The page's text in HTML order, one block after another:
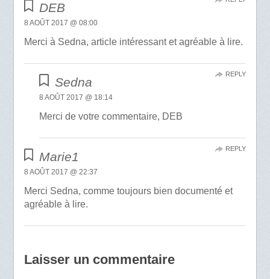
DEB
8 AOÛT 2017 @ 08:00
Merci à Sedna, article intéressant et agréable à lire.
Sedna
8 AOÛT 2017 @ 18:14
Merci de votre commentaire, DEB
REPLY
Marie1
8 AOÛT 2017 @ 22:37
Merci Sedna, comme toujours bien documenté et
agréable à lire.
REPLY
Laisser un commentaire